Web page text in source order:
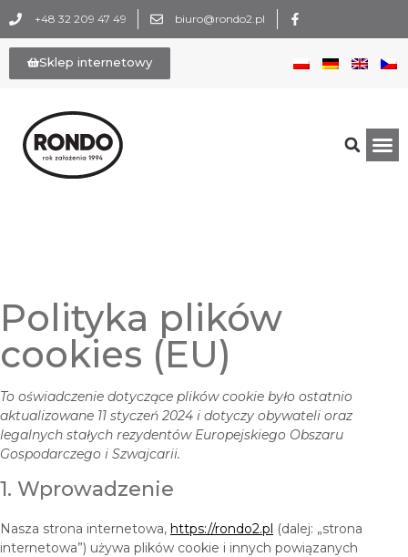
+48 32 209 47 49 biuro@rondo2.pl
Sklep internetowy
Polityka plików
cookies (EU)
To oświadczenie dotyczące plików cookie było ostatnio
aktualizowane 11 styczeń 2024 i dotyczy obywateli oraz
legalnych stałych rezydentów Europejskiego Obszaru
Gospodarczego i Szwajcarii.
1. Wprowadzenie
Nasza strona internetowa, https://rondo2.pl (dalej: „strona
internetowa”) używa plików cookie i innych powiązanych